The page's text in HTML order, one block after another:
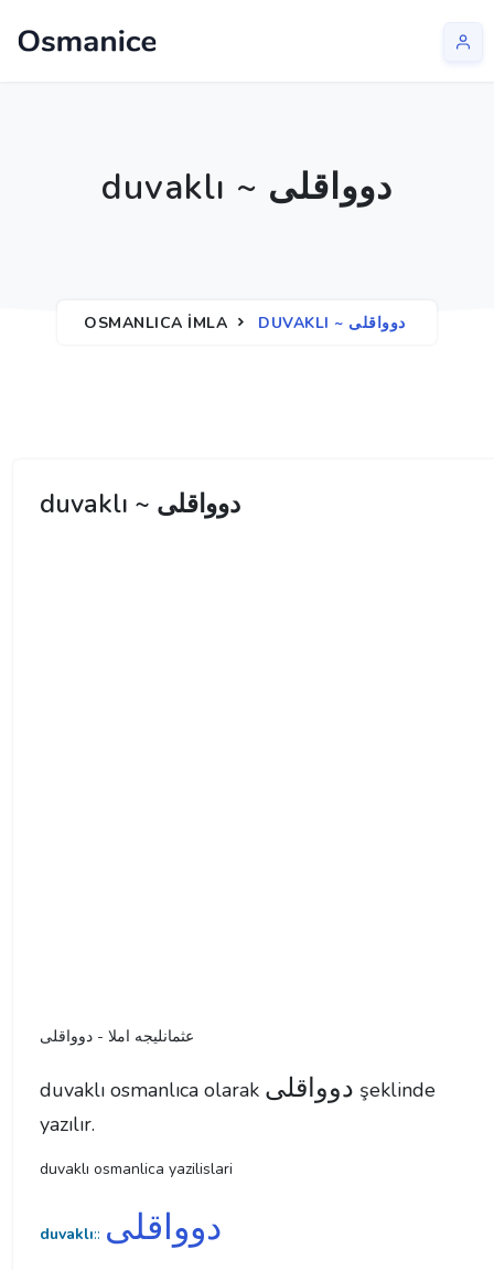
duvaklı ~ دوواقلی
OSMANLICA İMLA DUVAKLI ~ دوواقلی
duvaklı ~ دوواقلی
عثمانليجه املا - دوواقلی
duvaklı osmanlıca olarak دوواقلی şeklinde
yazılır.
duvaklı osmanlica yazilislari
duvaklı:: دوواقلی